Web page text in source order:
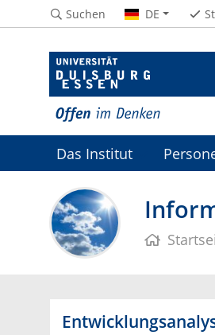
Suchen DE
Das Institut